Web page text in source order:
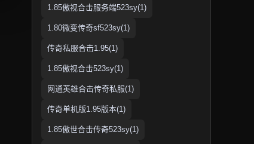
1.85傲视合击服务端523sy(1)
1.80微变传奇sf523sy(1)
传奇私服合击1.95(1)
1.85傲视合击523sy(1)
网通英雄合击传奇私服(1)
传奇单机版1.95版本(1)
1.85傲世合击传奇523sy(1)